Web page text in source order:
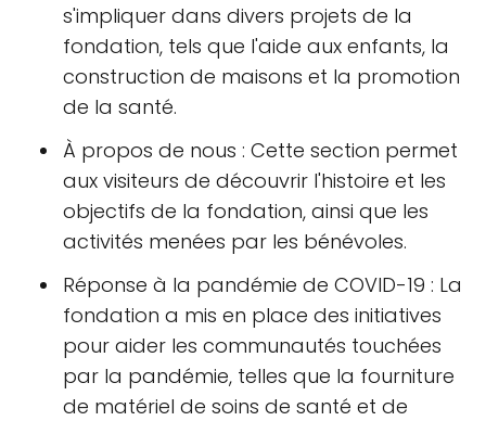
s'impliquer dans divers projets de la
fondation, tels que l'aide aux enfants, la
construction de maisons et la promotion
de la santé.
À propos de nous : Cette section permet
aux visiteurs de découvrir l'histoire et les
objectifs de la fondation, ainsi que les
activités menées par les bénévoles.
Réponse à la pandémie de COVID-19 : La
fondation a mis en place des initiatives
pour aider les communautés touchées
par la pandémie, telles que la fourniture
de matériel de soins de santé et de